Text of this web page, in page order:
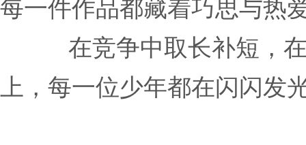
每一件作品都藏着巧思与热
在竞争中取长补短，
上，每一位少年都在闪闪发